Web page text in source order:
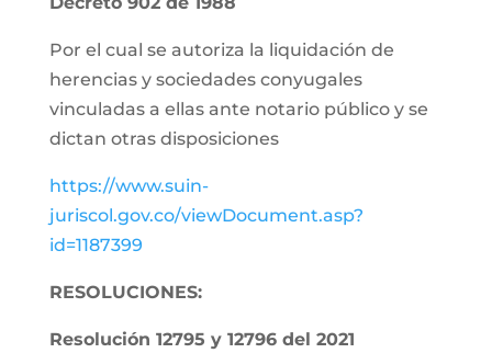
Por el cual se autoriza la liquidación de
herencias y sociedades conyugales
vinculadas a ellas ante notario público y se
dictan otras disposiciones
https://www.suin-
juriscol.gov.co/viewDocument.asp?
id=1187399
RESOLUCIONES:
Resolución 12795 y 12796 del 2021